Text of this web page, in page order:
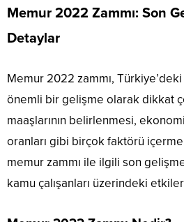
Memur 2022 Zammı: Son
Detaylar
Memur 2022 zammı, Türkiye’deki
önemli bir gelişme olarak dikkat
maaşlarının belirlenmesi,
oranları gibi birçok faktörü
memur zammı ile ilgili son
kamu çalışanları üzerindeki